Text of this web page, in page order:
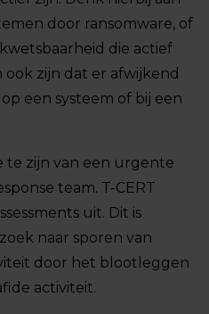
door ransomware, of
die actief
zijn dat er afwijkend
een systeem of bij een
te zijn van een urgente
team. T-CERT
uit. Dit is
naar sporen van
door het blootleggen
activiteit.